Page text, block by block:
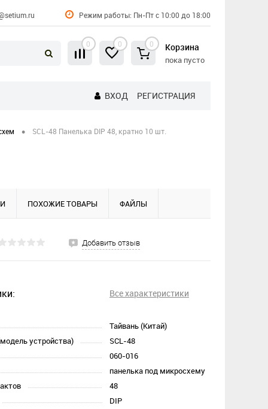
Режим работы: Пн-Пт с 10:00 до 18:00
0 0 0 Корзина
пока пусто
ВХОД РЕГИСТРАЦИЯ
• SCL-48 Панелька DIP 48, кратно 10 шт.
ПОХОЖИЕ ТОВАРЫ ФАЙЛЫ
Добавить отзыв
Все характеристики
Тайвань (Китай)
устройства)
SCL-48
060-016
панелька под микросхему
48
DIP